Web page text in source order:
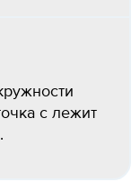
c лежит